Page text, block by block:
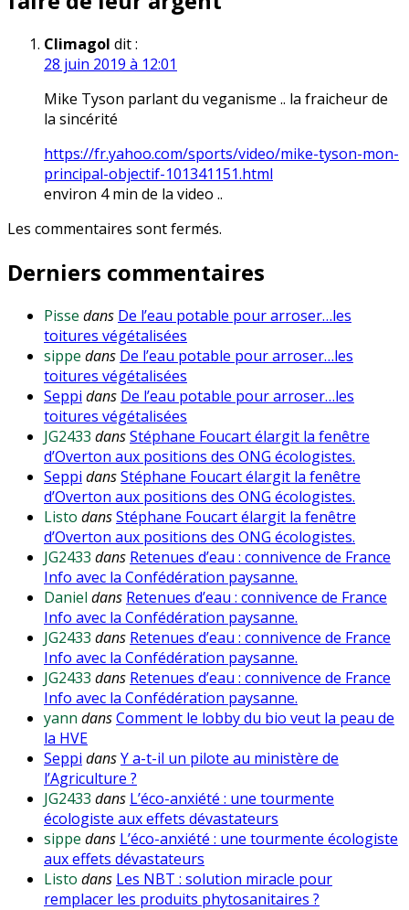
Climagol dit :
28 juin 2019 à 12:01
Mike Tyson parlant du veganisme .. la fraicheur de
la sincérité
https://fr.yahoo.com/sports/video/mike-tyson-mon-
principal-objectif-101341151.html
environ 4 min de la video ..
Les commentaires sont fermés.
Derniers commentaires
Pisse dans De l’eau potable pour arroser…les
toitures végétalisées
sippe dans De l’eau potable pour arroser…les
toitures végétalisées
Seppi dans De l’eau potable pour arroser…les
toitures végétalisées
JG2433 dansStéphane Foucart élargit la fenêtre
d’Overton aux positions des ONG écologistes.
Seppi dansStéphane Foucart élargit la fenêtre
d’Overton aux positions des ONG écologistes.
Listo dansStéphane Foucart élargit la fenêtre
d’Overton aux positions des ONG écologistes.
JG2433 dans Retenues d’eau : connivence de France
Info avec la Confédération paysanne.
Daniel dans Retenues d’eau : connivence de France
Info avec la Confédération paysanne.
JG2433 dans Retenues d’eau : connivence de France
Info avec la Confédération paysanne.
JG2433 dans Retenues d’eau : connivence de France
Info avec la Confédération paysanne.
yann dansComment le lobby du bio veut la peau de
la HVE
Seppi dansY a-t-il un pilote au ministère de
l’Agriculture ?
JG2433 dans L’éco-anxiété : une tourmente
écologiste aux effets dévastateurs
sippe dans L’éco-anxiété : une tourmente écologiste
aux effets dévastateurs
Listo dans Les NBT : solution miracle pour
remplacer les produits phytosanitaires ?